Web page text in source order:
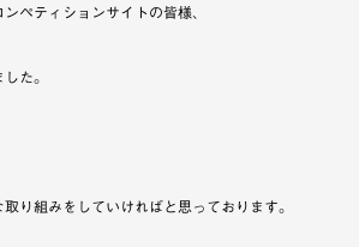
ペティションサイトの皆様、
た。
り組みをしていければと思っております。